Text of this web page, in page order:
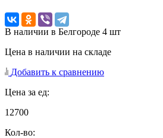
В наличии в Белгороде 4 шт
Цена в наличии на складе
Добавить к сравнению
Цена за ед:
12700
Кол-во: